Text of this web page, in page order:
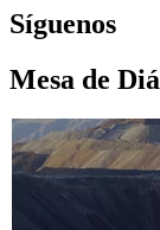
Síguenos
Mesa de